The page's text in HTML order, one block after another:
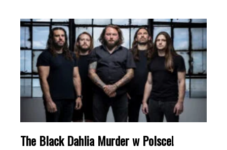
The Black Dahlia Murder w Polsce!